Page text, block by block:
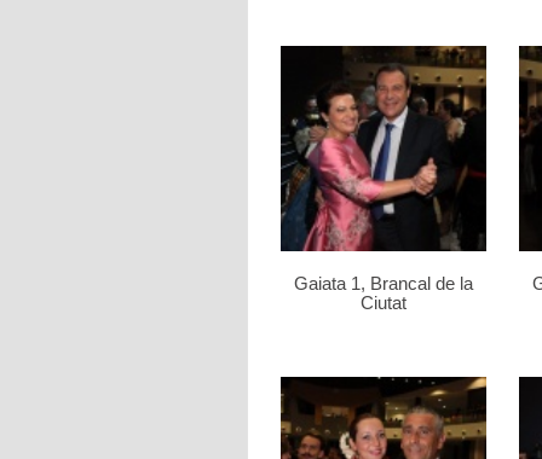
Gaiata 1, Brancal de la
Ciutat